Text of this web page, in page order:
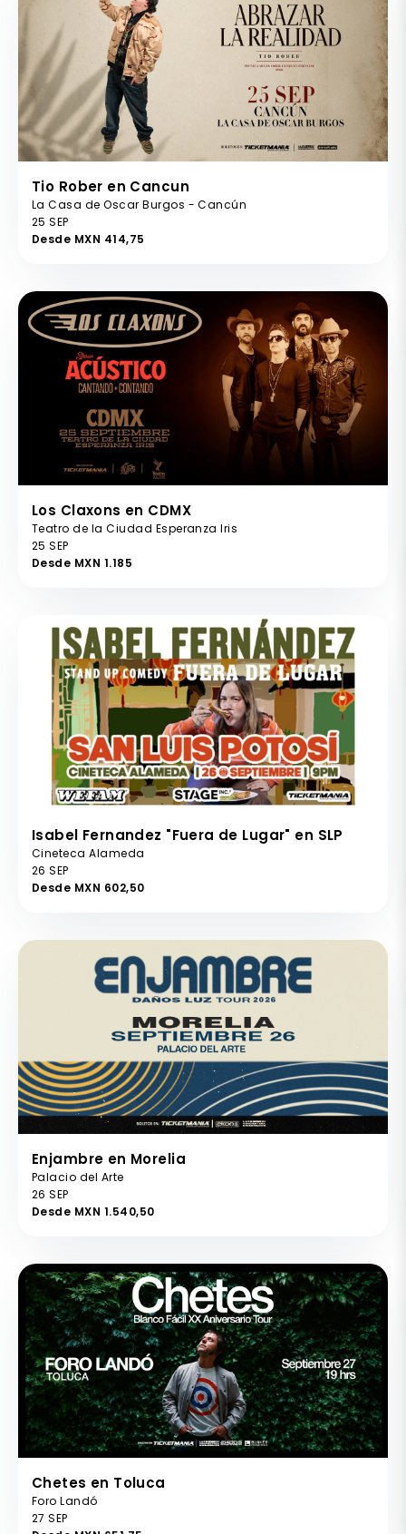
Tio Rober en Cancun
La Casa de Oscar Burgos - Cancún
25 SEP
Desde MXN 414,75
Los Claxons en CDMX
Teatro de la Ciudad Esperanza Iris
25 SEP
Desde MXN 1.185
Isabel Fernandez "Fuera de Lugar" en SLP
Cineteca Alameda
26 SEP
Desde MXN 602,50
Enjambre en Morelia
Palacio del Arte
26 SEP
Desde MXN 1.540,50
Chetes en Toluca
Foro Landó
27 SEP